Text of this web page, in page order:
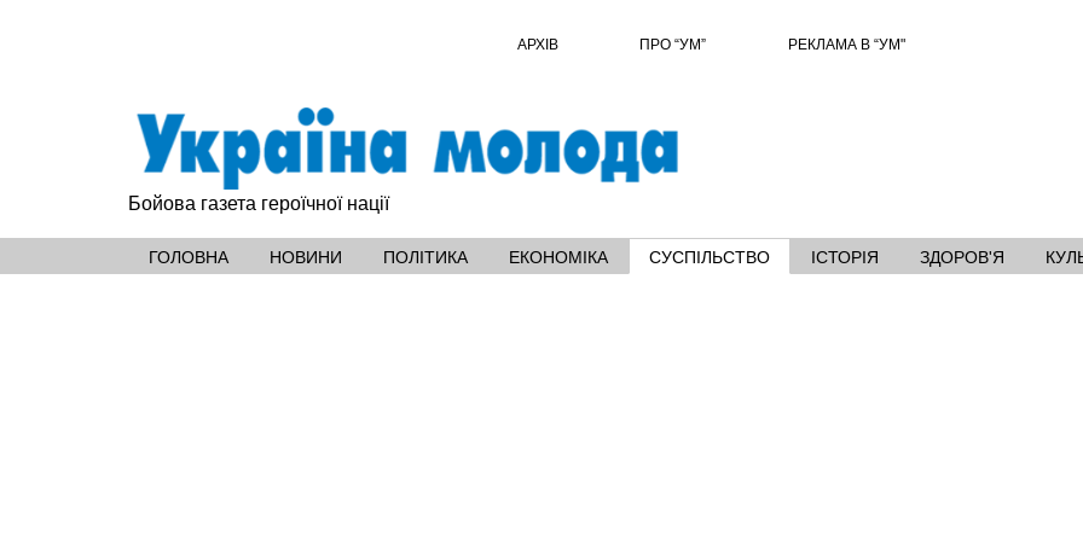
АРХІВ ПРО “УМ” РЕКЛАМА В “УМ"
Бойова газета героїчної нації
ГОЛОВНА НОВИНИ ПОЛІТИКА ЕКОНОМІКА СУСПІЛЬСТВО ІСТОРІЯ ЗДОРОВ'Я